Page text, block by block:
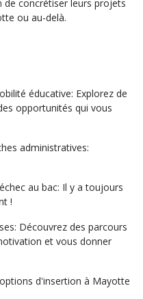
de concrétiser leurs projets
ou au-delà.
éducative: Explorez de
opportunités qui vous
administratives:
au bac: Il y a toujours
!
Découvrez des parcours
et vous donner
d'insertion à Mayotte